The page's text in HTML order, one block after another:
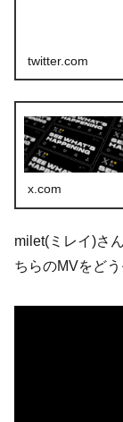
twitter.com
x.com
milet(ミレイ)さ
ちらのMVをどう